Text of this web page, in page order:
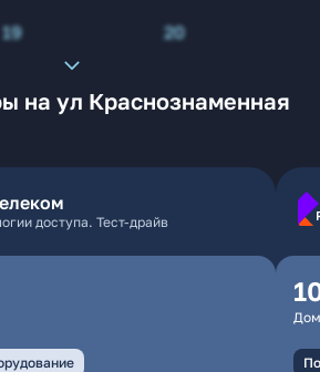
19 20
на ул Краснознаменная
доступа. Тест-драйв